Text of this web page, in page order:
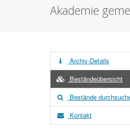
Akademie
Archiv-Details
Beständeübersicht
Bestände
Kontakt